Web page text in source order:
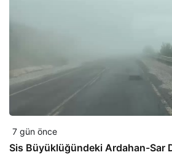
7 gün önce
Sis Büyüklüğündeki Ardahan-Sar